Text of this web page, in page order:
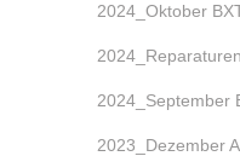
2024_Oktober
2024_September
2023_Dezember